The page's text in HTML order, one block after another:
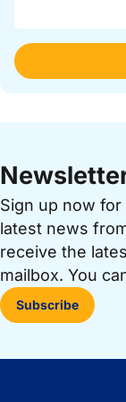
Sign up now
latest news
receive the
mailbox. You
Subscribe